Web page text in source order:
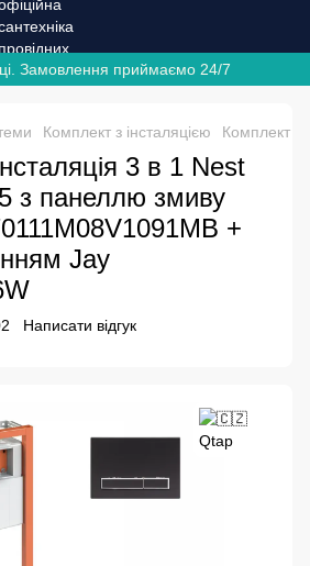
Замовлення приймаємо 24/7
Комплект з інсталяцією Комплект з
3 в 1 Nest
з панеллю змиву
+
Jay
Написати відгук